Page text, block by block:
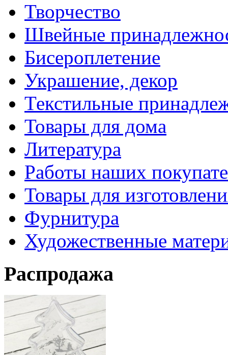
Творчество
Швейные
Бисероплетение
Украшение, декор
Текстильные
Товары для дома
Литература
Работы наших
Товары для
Фурнитура
Художественные
Распродажа